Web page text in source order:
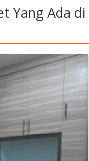
Yang Ada di